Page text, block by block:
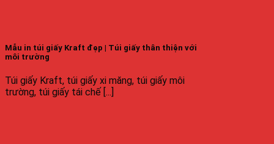
Mẫu in túi giấy Kraft đẹp | Túi giấy thân thiện với
môi trường
Túi giấy Kraft, túi giấy xi măng, túi giấy môi
trường, túi giấy tái chế [...]